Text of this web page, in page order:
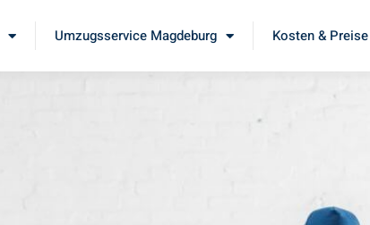
Umzugsservice Magdeburg Kosten & Preise